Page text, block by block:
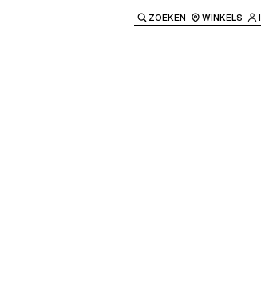
terug te keren naar de hoofdnavigatie.
ZOEKEN WINKELS